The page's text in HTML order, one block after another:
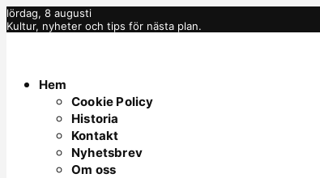
lördag, 8 augusti
Kultur, nyheter och tips för nästa plan.
Hem
Cookie Policy
Historia
Kontakt
Nyhetsbrev
Om oss